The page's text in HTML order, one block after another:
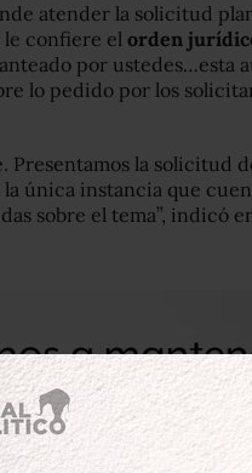
atender la solicitud
le confiere elorden
por ustedes…esta
lo pedido por los
Presentamos la solicitud
única instancia que
sobre el tema”, indicó